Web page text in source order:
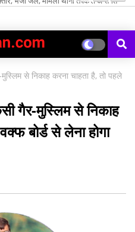
से निकाह करना चाहता है, तो पहले
गैर-मुस्लिम से निकाह
बोर्ड से लेना होगा